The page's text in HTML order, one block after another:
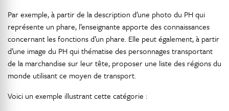
Par exemple, à partir de la description d’une photo du PH qui
représente un phare, l’enseignante apporte des connaissances
concernant les fonctions d’un phare. Elle peut également, à partir
d’une image du PH qui thématise des personnages transportant
de la marchandise sur leur tête, proposer une liste des régions du
monde utilisant ce moyen de transport.
Voici un exemple illustrant cette catégorie :